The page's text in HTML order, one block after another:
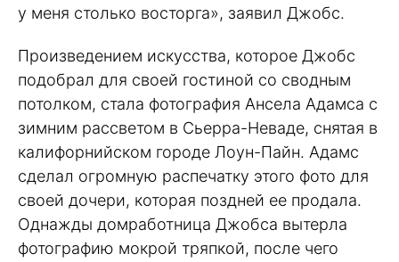
у меня столько восторга», заявил Джобс.
Произведением искусства, которое Джобс
подобрал для своей гостиной со сводным
потолком, стала фотография Ансела Адамса с
зимним рассветом в Сьерра-Неваде, снятая в
калифорнийском городе Лоун-Пайн. Адамс
сделал огромную распечатку этого фото для
своей дочери, которая поздней ее продала.
Однажды домработница Джобса вытерла
фотографию мокрой тряпкой, после чего